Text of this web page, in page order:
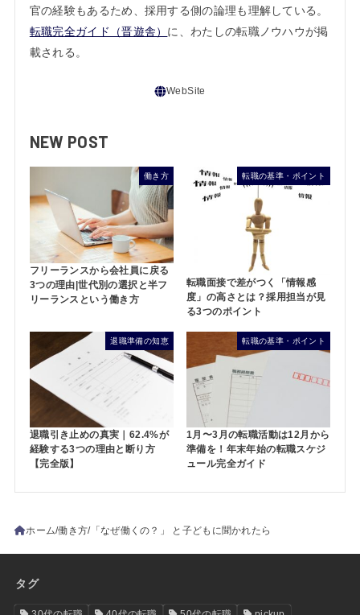
官の経験もあるため、採用する側の論理も理解している。
転職完全ガイド（晋遊舎） に、わたしの転職ノウハウが掲
載される。
NEW POST
働き方
フリーランスから会社員に戻る
3つの理由|世代別の選択と半フ
リーランスという働き方
転職の基準・ポイント
転職面接で差がつく「情報感
度」の高さとは？採用担当が見
る3つのポイント
退職準備の知恵
退職引き止めの真実｜62.4%が
経験する3つの理由と断り方
【完全版】
転職の基準・ポイント
1月〜3月の転職活動は12月から
準備を！年末年始の転職スケジ
ュール完全ガイド
ホーム 働き方 「なぜ働くの？」 と子どもに聞かれたら
タグ